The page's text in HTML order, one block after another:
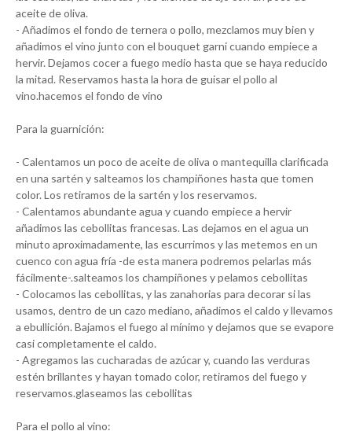
aceite de oliva.
- Añadimos el fondo de ternera o pollo, mezclamos muy bien y
añadimos el vino junto con el bouquet garni cuando empiece a
hervir. Dejamos cocer a fuego medio hasta que se haya reducido
la mitad. Reservamos hasta la hora de guisar el pollo al
vino.hacemos el fondo de vino
Para la guarnición:
- Calentamos un poco de aceite de oliva o mantequilla clarificada
en una sartén y salteamos los champiñones hasta que tomen
color. Los retiramos de la sartén y los reservamos.
- Calentamos abundante agua y cuando empiece a hervir
añadimos las cebollitas francesas. Las dejamos en el agua un
minuto aproximadamente, las escurrimos y las metemos en un
cuenco con agua fría -de esta manera podremos pelarlas más
fácilmente-.salteamos los champiñones y pelamos cebollitas
- Colocamos las cebollitas, y las zanahorias para decorar si las
usamos, dentro de un cazo mediano, añadimos el caldo y llevamos
a ebullición. Bajamos el fuego al mínimo y dejamos que se evapore
casi completamente el caldo.
- Agregamos las cucharadas de azúcar y, cuando las verduras
estén brillantes y hayan tomado color, retiramos del fuego y
reservamos.glaseamos las cebollitas
Para el pollo al vino: